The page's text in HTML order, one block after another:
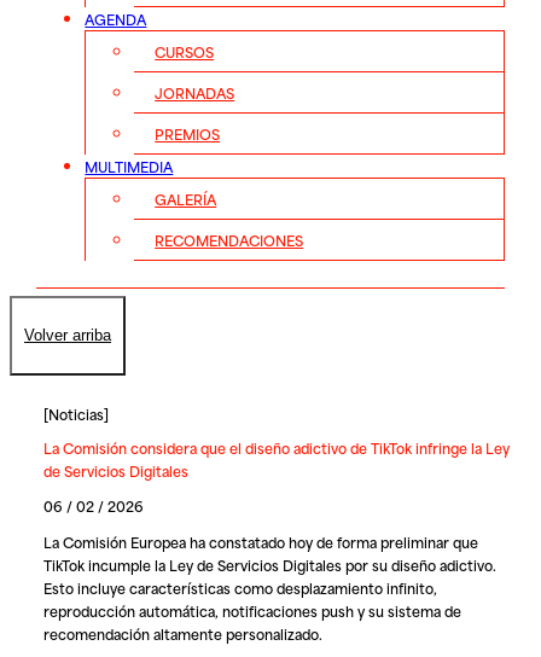
AGENDA
CURSOS
JORNADAS
PREMIOS
MULTIMEDIA
GALERÍA
RECOMENDACIONES
Volver arriba
[Noticias]
La Comisión considera que el diseño adictivo de TikTok infringe la Ley
de Servicios Digitales
06 / 02 / 2026
La Comisión Europea ha constatado hoy de forma preliminar que
TikTok incumple la Ley de Servicios Digitales por su diseño adictivo.
Esto incluye características como desplazamiento infinito,
reproducción automática, notificaciones push y su sistema de
recomendación altamente personalizado.